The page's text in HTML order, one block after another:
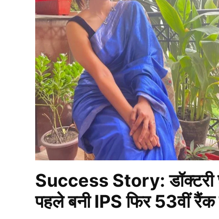
Success Story: डॉक्टरी
पहले बनी IPS फिर 53वीं